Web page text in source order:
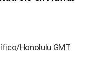
Honolulu GMT